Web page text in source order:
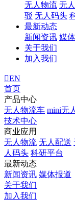
无人物流 无
驳 无人码头
最新动态
新闻资讯 媒
关于我们
加入我们
EN
首页
产品中心
无人物流车 mini无
技术中心
商业应用
无人物流 无人配送
人码头 科研平台
最新动态
新闻资讯 媒体报道
关于我们
加入我们